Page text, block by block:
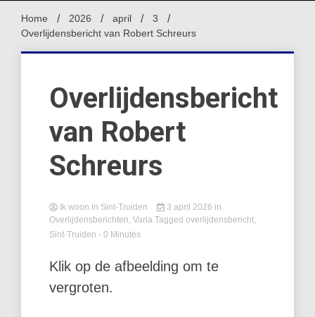
Home 2026 april
3
Overlijdensbericht van Robert Schreurs
Overlijdensbericht
van Robert
Schreurs
Ik woon in Sint-Truiden 3 april 2026 in
Overlijdensberichten, Varia Tagged overlijdensbericht,
Sint-Truiden - 0 Minutes
Klik op de afbeelding om te
vergroten.